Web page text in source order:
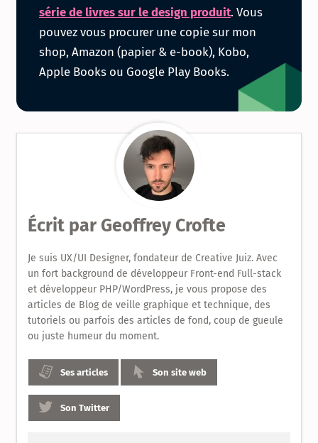
la
série
de
livres
Design
Produit
série de livres sur le design produit. Vous
pouvez vous procurer une copie sur mon
shop, Amazon (papier & e-book), Kobo,
Apple Books ou Google Play Books.
Écrit par Geoffrey Crofte
Je suis UX/UI Designer, fondateur de Creative Juiz. Avec
un fort background de développeur Front-end Full-stack
et développeur PHP/WordPress, je vous propose des
articles de Blog de veille graphique et technique, des
tutoriels ou parfois des articles de fond, coup de gueule
ou juste humeur du moment.
Ses articles Son site web
Son Twitter